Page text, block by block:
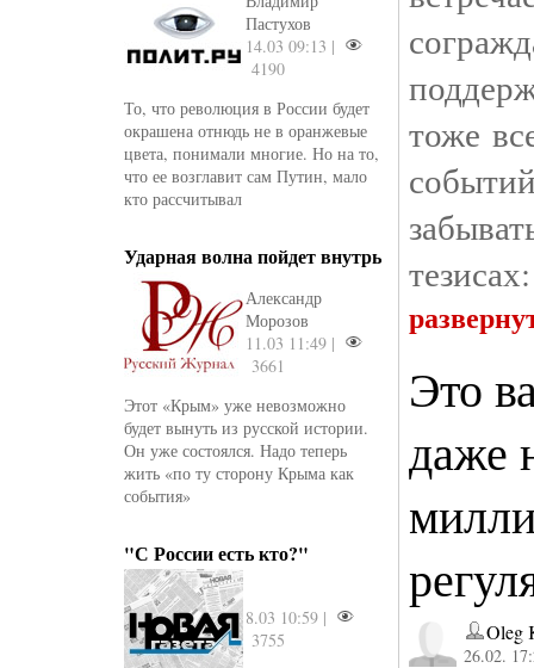
Пастухов
14.03 09:13 |
4190
То, что революция в России будет
окрашена отнюдь не в оранжевые
цвета, понимали многие. Но на то,
что ее возглавит сам Путин, мало
кто рассчитывал
Ударная волна пойдет внутрь
Александр
Морозов
11.03 11:49 |
3661
Этот «Крым» уже невозможно
будет вынуть из русской истории.
Он уже состоялся. Надо теперь
жить «по ту сторону Крыма как
события»
"С России есть кто?"
8.03 10:59 |
3755
тоже
тезисах:
Это
даже
Oleg
26.02.